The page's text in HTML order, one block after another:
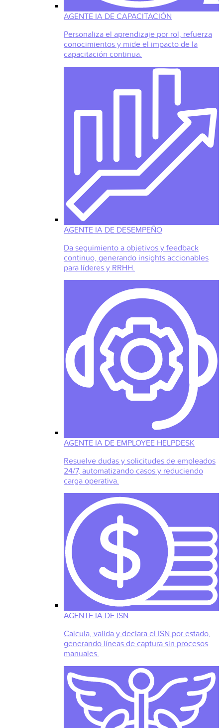
AGENTE IA DE CAPACITACIÓN
Personaliza el aprendizaje por rol, refuerza
conocimientos y mide el impacto de la
capacitación continua.
AGENTE IA DE DESEMPEÑO
Da seguimiento a objetivos y feedback
continuo, generando insights accionables
para líderes y RRHH.
AGENTE IA DE EMPLOYEE HELPDESK
Resuelve dudas y solicitudes de empleados
24/7, automatizando casos y reduciendo
carga operativa.
AGENTE IA DE ISN
Calcula, valida y declara el ISN por estado,
generando líneas de captura sin procesos
manuales.